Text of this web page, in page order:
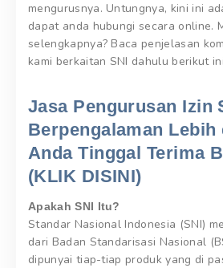
mengurusnya. Untungnya, kini ini
dapat anda hubungi secara online.
selengkapnya? Baca penjelasan
kami berkaitan SNI dahulu berikut
Jasa Pengurusan Izin
Berpengalaman Lebih
Anda Tinggal Terima
(KLIK DISINI)
Apakah SNI Itu?
Standar Nasional Indonesia (SNI)
dari Badan Standarisasi Nasional
dipunyai tiap-tiap produk yang di